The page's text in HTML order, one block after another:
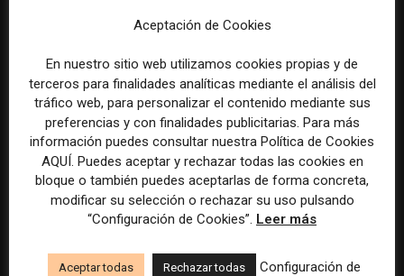
perfiles que no existían hace cinco
Las aplicaciones móviles ganan peso
para los medios como vía directa para
fidelizar lectores y reducir dependencia
del tráfico externo
DEJA UNA RESPUESTA
Aceptación de Cookies
En nuestro sitio web utilizamos cookies propias y de
terceros para finalidades analíticas mediante el análisis del
tráfico web, para personalizar el contenido mediante sus
preferencias y con finalidades publicitarias. Para más
información puedes consultar nuestra Política de Cookies
AQUÍ. Puedes aceptar y rechazar todas las cookies en
bloque o también puedes aceptarlas de forma concreta,
modificar su selección o rechazar su uso pulsando
“Configuración de Cookies”. Leer más
Aceptar todas Rechazar todas
Configuración de